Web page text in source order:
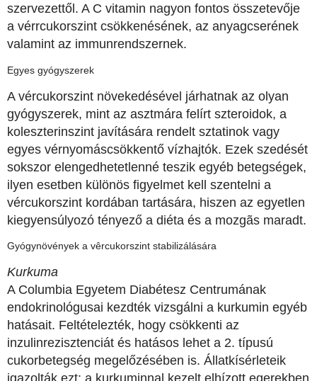
szervezettől. A C vitamin nagyon fontos összetevője
a vérrcukorszint csökkenésének, az anyagcserének
valamint az immunrendszernek.
Egyes gyógyszerek
A vércukorszint növekedésével járhatnak az olyan
gyógyszerek, mint az asztmára felírt szteroidok, a
koleszterinszint javítására rendelt sztatinok vagy
egyes vérnyomáscsökkentő vízhajtók. Ezek szedését
sokszor elengedhetetlenné teszik egyéb betegségek,
ilyen esetben különös figyelmet kell szentelni a
vércukorszint kordában tartására, hiszen az egyetlen
kiegyensúlyozó tényező a diéta és a mozgãs maradt.
Gyógynövények a vêrcukorszint stabilizálására
Kurkuma
A Columbia Egyetem Diabétesz Centrumának
endokrinológusai kezdték vizsgálni a kurkumin egyéb
hatásait. Feltételezték, hogy csökkenti az
inzulinrezisztenciát és hatásos lehet a 2. típusú
cukorbetegség megelőzésében is. Állatkísérleteik
igazolták ezt: a kurkuminnal kezelt elhízott egerekben